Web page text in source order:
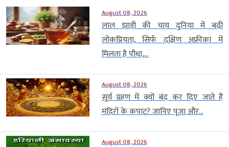
August 08, 2026
लाल झाड़ी की चाय दुनिया में बढ़ी
लोकप्रियता, सिर्फ दक्षिण अफ्रीका में
मिलता है पौधा,...
August 08, 2026
सूर्य ग्रहण में क्यों बंद कर दिए जाते हैं
मंदिरों के कपाट? जानिए पूजा और...
August 08, 2026